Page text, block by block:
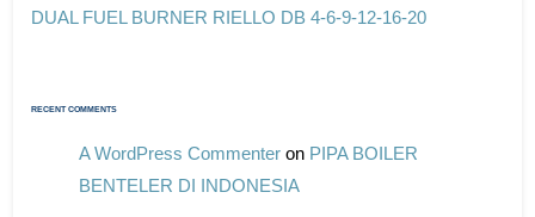
DUAL FUEL BURNER RIELLO DB 4-6-9-12-16-20
RECENT COMMENTS
A WordPress Commenter on PIPA BOILER
BENTELER DI INDONESIA